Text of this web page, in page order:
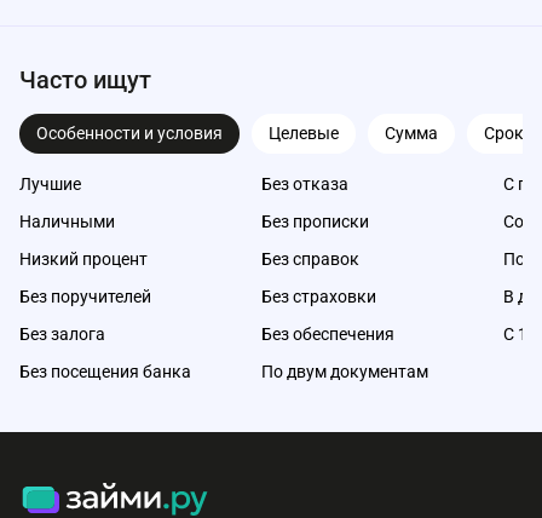
Часто ищут
Особенности и условия Целевые Сумма Срок
Лучшие
Наличными
Низкий процент
Без поручителей
Без залога
Без посещения банка
Без отказа
Без прописки
Без справок
Без страховки
Без обеспечения
По двум документам
С
Со
Под
В
С 18